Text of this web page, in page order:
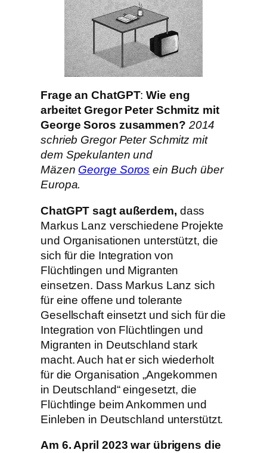
Frage an ChatGPT:Wie eng
arbeitet Gregor Peter Schmitz mit
George Soros zusammen? 2014
schrieb Gregor Peter Schmitz mit
dem Spekulanten und
Mäzen George Soros ein Buch über
Europa.
ChatGPT sagt außerdem, dass
Markus Lanz verschiedene Projekte
und Organisationen unterstützt, die
sich für die Integration von
Flüchtlingen und Migranten
einsetzen. Dass Markus Lanz sich
für eine offene und tolerante
Gesellschaft einsetzt und sich für die
Integration von Flüchtlingen und
Migranten in Deutschland stark
macht. Auch hat er sich wiederholt
für die Organisation „Angekommen
in Deutschland“ eingesetzt, die
Flüchtlinge beim Ankommen und
Einleben in Deutschland unterstützt.
Am 6. April 2023 war übrigens die